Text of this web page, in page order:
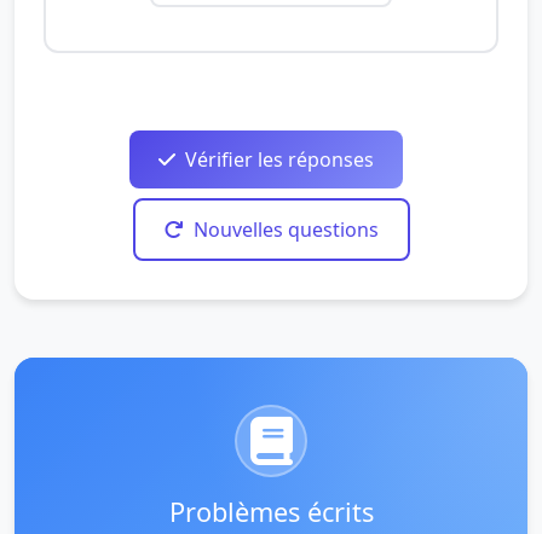
Vérifier les réponses
Nouvelles questions
Problèmes écrits